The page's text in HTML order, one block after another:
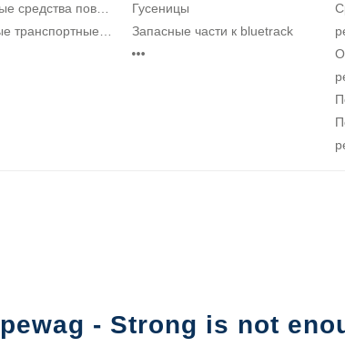
Гусеницы
Запасные части к bluetrack
…
pewag - Strong is not